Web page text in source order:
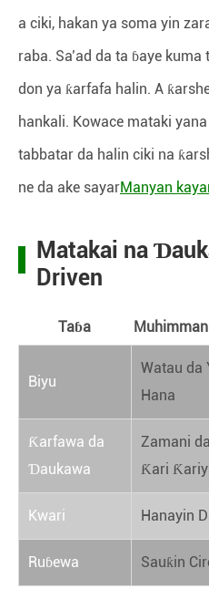
a ciki, hakan ya soma yin
raba. Sa’ad da ta ɓaye
don ya ƙarfafa halin. A
hankali. Kowace mataki
tabbatar da halin ciki na
ne da ake sayarManyan
Matakai na
Driven
Taɓa Muhimman
Biyu
Watau da
Hana
Ƙarfawa da
Ɗaukawa
Zamani
Ƙari
Kwari Hanayin
Ruɓewa Sauƙin